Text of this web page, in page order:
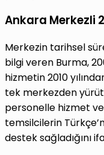
Ankara Merkezli
Merkezin tarihsel
bilgi veren Burma,
hizmetin 2010
tek merkezden
personelle hizmet
temsilcilerin
destek sağladığını